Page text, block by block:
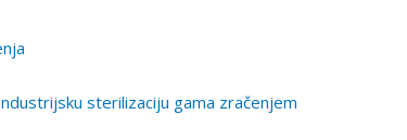
sterilizaciju gama zračenjem